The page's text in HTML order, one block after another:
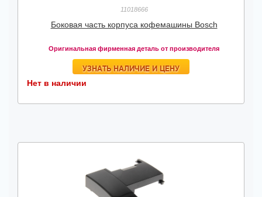
11018666
Боковая часть корпуса кофемашины Bosch
Оригинальная фирменная деталь от производителя
УЗНАТЬ НАЛИЧИЕ И ЦЕНУ
Нет в наличии